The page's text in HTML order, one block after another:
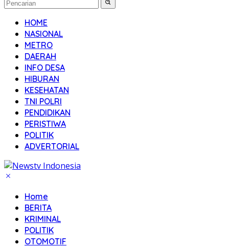
HOME
NASIONAL
METRO
DAERAH
INFO DESA
HIBURAN
KESEHATAN
TNI POLRI
PENDIDIKAN
PERISTIWA
POLITIK
ADVERTORIAL
Home
BERITA
KRIMINAL
POLITIK
OTOMOTIF